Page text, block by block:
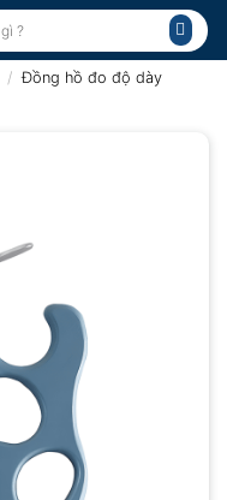
/ Đồng hồ đo độ dày